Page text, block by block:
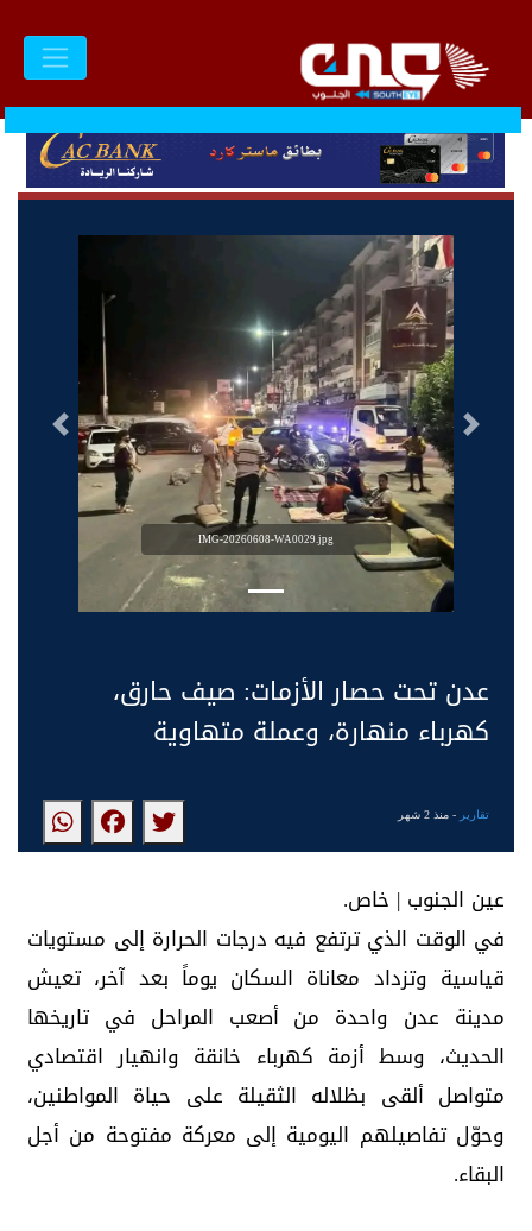
IMG-20260608-WA0029.jpg
التالى السابق
عدن تحت حصار الأزمات: صيف حارق،
كهرباء منهارة، وعملة متهاوية
تقارير - منذ 2 شهر
عين الجنوب | خاص.
في الوقت الذي ترتفع فيه درجات الحرارة إلى مستويات
قياسية وتزداد معاناة السكان يوماً بعد آخر، تعيش
مدينة عدن واحدة من أصعب المراحل في تاريخها
الحديث، وسط أزمة كهرباء خانقة وانهيار اقتصادي
متواصل ألقى بظلاله الثقيلة على حياة المواطنين،
وحوّل تفاصيلهم اليومية إلى معركة مفتوحة من أجل
البقاء.